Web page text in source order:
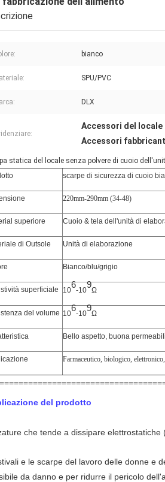
bianco
SPU/PVC
DLX
Accessori del locale
Accessori
statica del locale senza polvere di cuoio
scarpe di sicurezza di cuoio
220mm-290mm (34-48)
superiore Cuoio & tela dell'unità di
di Outsole Unità di elaborazione
Bianco/blu/grigio
superficiale 10
6
-10
9
Ω
del volume 10
6
-10
9
Ω
Bello aspetto, buona
Farmaceutico, biologico,
del prodotto
che tende a dissipare elettrostatiche
e le scarpe del lavoro delle donne e
da danno e per ridurre il pericolo